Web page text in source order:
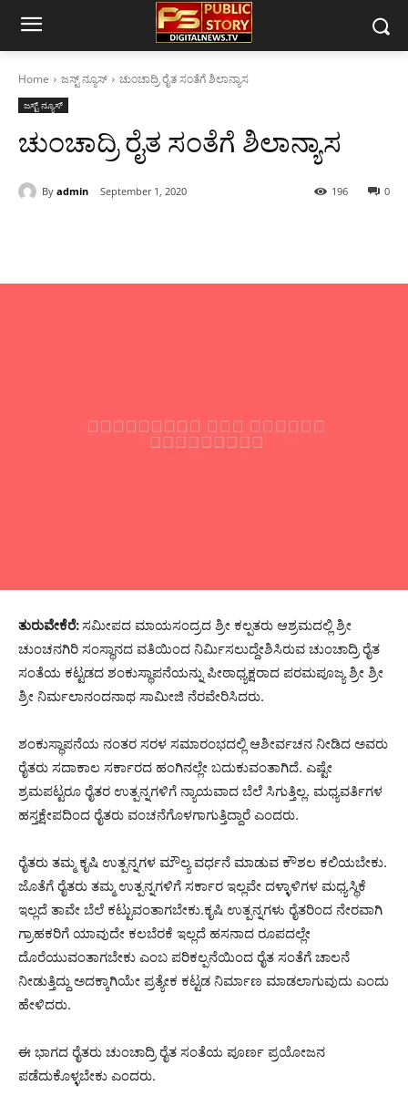
Home ಜಸ್ಟ್ ನ್ಯೂಸ್ ಚುಂಚಾದ್ರಿ ರೈತ ಸಂತೆಗೆ ಶಿಲಾನ್ಯಾಸ
ಜಸ್ಟ್ ನ್ಯೂಸ್
ಚುಂಚಾದ್ರಿ ರೈತ ಸಂತೆಗೆ ಶಿಲಾನ್ಯಾಸ
By admin September 1, 2020 0
196
ತುರುವೇಕೆರೆ:ಸಮೀಪದ ಮಾಯಸಂದ್ರದ ಶ್ರೀ ಕಲ್ಪತರು ಆಶ್ರಮದಲ್ಲಿ ಶ್ರೀ
ಚುಂಚನಗಿರಿ ಸಂಸ್ಥಾನದ ವತಿಯಿಂದ ನಿರ್ಮಿಸಲುದ್ದೇಶಿಸಿರುವ ಚುಂಚಾದ್ರಿ ರೈತ
ಸಂತೆಯ ಕಟ್ಟಡದ ಶಂಕುಸ್ಥಾಪನೆಯನ್ನು ಪೀಠಾಧ್ಯಕ್ಷರಾದ ಪರಮಪೂಜ್ಯ ಶ್ರೀ ಶ್ರೀ
ಶ್ರೀ ನಿರ್ಮಲಾನಂದನಾಥ ಸಾಮೀಜಿ ನೆರವೇರಿಸಿದರು.
ಶಂಕುಸ್ಥಾಪನೆಯ ನಂತರ ಸರಳ ಸಮಾರಂಭದಲ್ಲಿ ಆಶೀರ್ವಚನ ನೀಡಿದ ಅವರು
ರೈತರು ಸದಾಕಾಲ ಸರ್ಕಾರದ ಹಂಗಿನಲ್ಲೇ ಬದುಕುವಂತಾಗಿದೆ. ಎಷ್ಟೇ
ಶ್ರಮಪಟ್ಟರೂ ರೈತರ ಉತ್ಪನ್ನಗಳಿಗೆ ನ್ಯಾಯವಾದ ಬೆಲೆ ಸಿಗುತ್ತಿಲ್ಲ. ಮಧ್ಯವರ್ತಿಗಳ
ಹಸ್ತಕ್ಷೇಪದಿಂದ ರೈತರು ವಂಚನೆಗೊಳಗಾಗುತ್ತಿದ್ದಾರೆ ಎಂದರು.
ರೈತರು ತಮ್ಮ ಕೃಷಿ ಉತ್ಪನ್ನಗಳ ಮೌಲ್ಯ ವರ್ಧನೆ ಮಾಡುವ ಕೌಶಲ ಕಲಿಯಬೇಕು.
ಜೊತೆಗೆ ರೈತರು ತಮ್ಮ ಉತ್ಪನ್ನಗಳಿಗೆ ಸರ್ಕಾರ ಇಲ್ಲವೇ ದಳ್ಳಾಳಿಗಳ ಮಧ್ಯಸ್ಥಿಕೆ
ಇಲ್ಲದೆ ತಾವೇ ಬೆಲೆ ಕಟ್ಟುವಂತಾಗಬೇಕು.ಕೃಷಿ ಉತ್ಪನ್ನಗಳು ರೈತರಿಂದ ನೇರವಾಗಿ
ಗ್ರಾಹಕರಿಗೆ ಯಾವುದೇ ಕಲಬೆರಕೆ ಇಲ್ಲದೆ ಹಸನಾದ ರೂಪದಲ್ಲೇ
ದೊರೆಯುವಂತಾಗಬೇಕು ಎಂಬ ಪರಿಕಲ್ಪನೆಯಿಂದ ರೈತ ಸಂತೆಗೆ ಚಾಲನೆ
ನೀಡುತ್ತಿದ್ದು ಅದಕ್ಕಾಗಿಯೇ ಪ್ರತ್ಯೇಕ ಕಟ್ಟಡ ನಿರ್ಮಾಣ ಮಾಡಲಾಗುವುದು ಎಂದು‌
ಹೇಳಿದರು.
ಈ ಭಾಗದ ರೈತರು ಚುಂಚಾದ್ರಿ ರೈತ ಸಂತೆಯ ಪೂರ್ಣ ಪ್ರಯೋಜನ
ಪಡೆದುಕೊಳ್ಳಬೇಕು ಎಂದರು.